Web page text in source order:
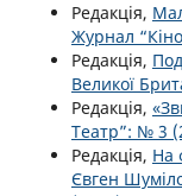
Редакція,
Журнал
Редакція,
Великої
Редакція,
Театр”: № 3
Редакція, На
Євген